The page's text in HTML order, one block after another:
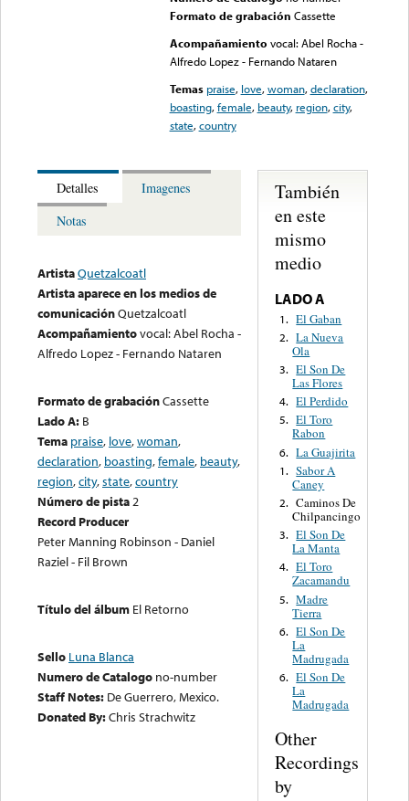
Formato de grabación Cassette
Acompañamiento vocal: Abel Rocha -
Alfredo Lopez - Fernando Nataren
Temas praise, love,woman,declaration,
boasting,female, beauty, region,city,
state,country
Detalles
Imagenes
Notas
ArtistaQuetzalcoatl
Artista aparece en los medios de
comunicaciónQuetzalcoatl
Acompañamientovocal: Abel Rocha -
Alfredo Lopez - Fernando Nataren
Formato de grabaciónCassette
Lado A: B
Tema praise, love,woman,
declaration, boasting,female, beauty,
region,city,state,country
Número de pista2
Record Producer
Peter Manning Robinson - Daniel
Raziel - Fil Brown
Título del álbum El Retorno
Sello Luna Blanca
Numero de Catalogo no-number
Staff Notes: De Guerrero, Mexico.
Donated By:Chris Strachwitz
También
en este
mismo
medio
LADO A
1. El Gaban
2. La Nueva
Ola
3. El Son De
Las Flores
4. El Perdido
5. El Toro
Rabon
6. La Guajirita
1. Sabor A
Caney
2. Caminos De
Chilpancingo
3. El Son De
La Manta
4. El Toro
Zacamandu
5. Madre
Tierra
6. El Son De
La
Madrugada
6. El Son De
La
Madrugada
Other
Recordings
by